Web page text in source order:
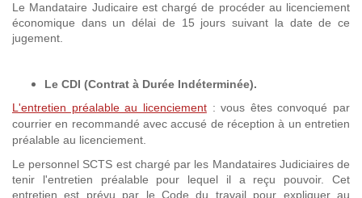
Le Mandataire Judicaire est chargé de procéder au licenciement
économique dans un délai de 15 jours suivant la date de ce
jugement.
Le CDI (Contrat à Durée Indéterminée).
L'entretien préalable au licenciement : vous êtes convoqué par
courrier en recommandé avec accusé de réception à un entretien
préalable au licenciement.
Le personnel SCTS est chargé par les Mandataires Judiciaires de
tenir l'entretien préalable pour lequel il a reçu pouvoir. Cet
entretien est prévu par le Code du travail pour expliquer au